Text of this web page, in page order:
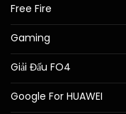
Free Fire
Gaming
Giải Đấu FO4
Google For HUAWEI